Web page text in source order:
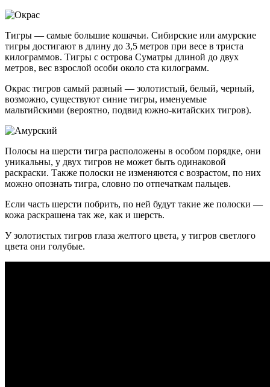
Тигры — самые большие кошачьи. Сибирские или амурские
тигры достигают в длину до 3,5 метров при весе в триста
килограммов. Тигры с острова Суматры длиной до двух
метров, вес взрослой особи около ста килограмм.
Окрас тигров самый разный — золотистый, белый, черный,
возможно, существуют синие тигры, именуемые
мальтийскими (вероятно, подвид южно-китайских тигров).
Полосы на шерсти тигра расположены в особом порядке, они
уникальны, у двух тигров не может быть одинаковой
раскраски. Также полоски не изменяются с возрастом, по них
можно опознать тигра, словно по отпечаткам пальцев.
Если часть шерсти побрить, по ней будут такие же полоски —
кожа раскрашена так же, как и шерсть.
У золотистых тигров глаза желтого цвета, у тигров светлого
цвета они голубые.